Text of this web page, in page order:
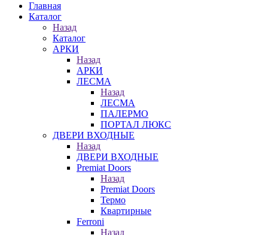
Главная
Каталог
Назад
Каталог
АРКИ
Назад
АРКИ
ЛЕСМА
Назад
ЛЕСМА
ПАЛЕРМО
ПОРТАЛ ЛЮКС
ДВЕРИ ВХОДНЫЕ
Назад
ДВЕРИ ВХОДНЫЕ
Premiat Doors
Назад
Premiat Doors
Термо
Квартирные
Ferroni
Назад